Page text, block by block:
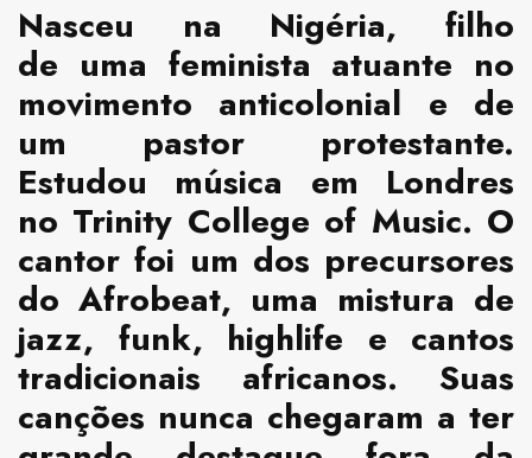
Nasceu na Nigéria, filho
de uma feminista atuante no
movimento anticolonial e de
um pastor protestante.
Estudou música em Londres
no Trinity College of Music. O
cantor foi um dos precursores
do Afrobeat, uma mistura de
jazz, funk, highlife e cantos
tradicionais africanos. Suas
canções nunca chegaram a ter